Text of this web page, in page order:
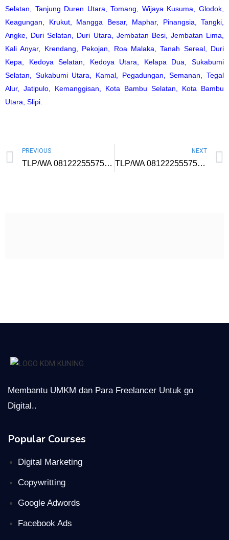
Selatan
Tanjung Duren Utara ,Tomang Wijaya Kusuma ,Glodok
Keagungan
Krukut, Mangga Besar, Maphar, Pinangsia Tangki
Angke
Duri Selatan Duri Utara Jembatan Besi, Jembatan Lima
Kali Anyar, Krendang Pekojan Roa Malaka ,Tanah Sereal, Duri
Kepa
Kedoya Selatan Kedoya Utara Kelapa Dua ,Sukabumi
Selatan
Sukabumi Utara Kamal Pegadungan ,Semanan ,Tegal
Alur, Jatipulo Kemanggisan Kota Bambu Selatan
Kota Bambu
Utara Slipi
PREVIOUS
TLP/WA 081222555757 Kursus Digital Marketing di Tidore Kepulauan Untuk Pengusaha Mentor Profesional Biaya Murah
NEXT
TLP/WA 081222555757 Kursus Digital Marketing di Warakas Jakarta Utara Untuk Pebisnis Mentor Berpengalaman Harga Murah
Membantu UMKM dan Para Freelancer Untuk go
Digital..
Popular Courses
Digital Marketing
Copywritting
Google Adwords
Facebook Ads